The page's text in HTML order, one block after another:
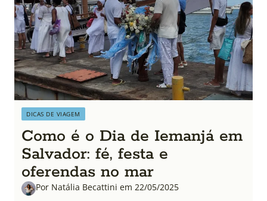
DICAS DE VIAGEM
Como é o Dia de Iemanjá em
Salvador: fé, festa e
oferendas no mar
Por Natália Becattini em 22/05/2025